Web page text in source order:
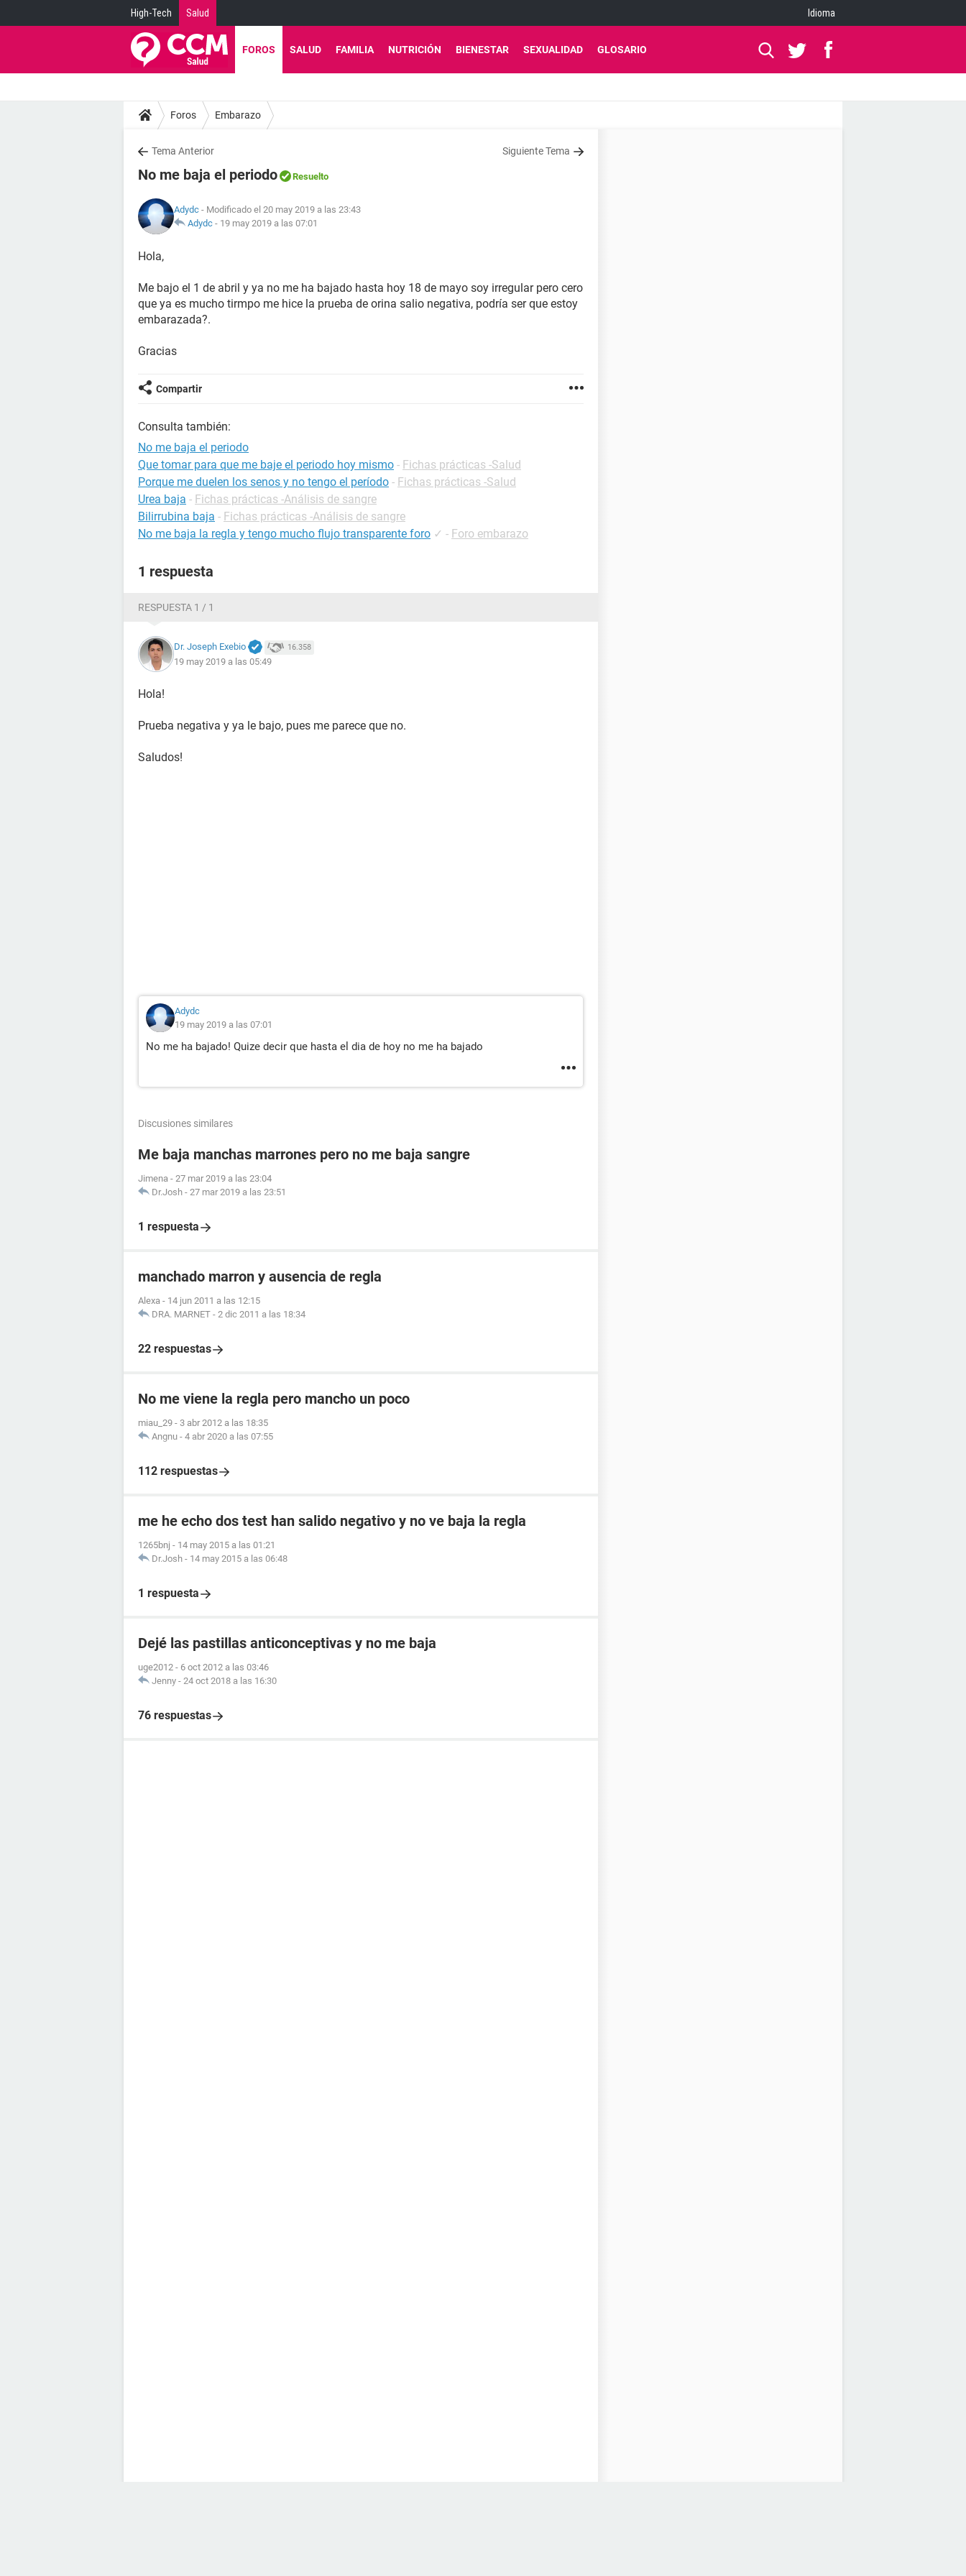
High-Tech Salud Idioma
FOROS SALUD FAMILIA NUTRICIÓN BIENESTAR SEXUALIDAD GLOSARIO
Foros Embarazo
Tema Anterior Siguiente Tema
No me baja el periodo Resuelto
Adydc - Modificado el 20 may 2019 a las 23:43
Adydc - 19 may 2019 a las 07:01
Hola,
Me bajo el 1 de abril y ya no me ha bajado hasta hoy 18 de mayo soy irregular pero cero
que ya es mucho tirmpo me hice la prueba de orina salio negativa, podría ser que estoy
embarazada?.
Gracias
Compartir
Consulta también:
No me baja el periodo
Que tomar para que me baje el periodo hoy mismo - Fichas prácticas -Salud
Porque me duelen los senos y no tengo el período - Fichas prácticas -Salud
Urea baja - Fichas prácticas -Análisis de sangre
Bilirrubina baja - Fichas prácticas -Análisis de sangre
No me baja la regla y tengo mucho flujo transparente foro ✓ - Foro embarazo
1 respuesta
RESPUESTA 1 / 1
Dr. Joseph Exebio 16.358
19 may 2019 a las 05:49
Hola!
Prueba negativa y ya le bajo, pues me parece que no.
Saludos!
Adydc
19 may 2019 a las 07:01
No me ha bajado! Quize decir que hasta el dia de hoy no me ha bajado
Discusiones similares
Me baja manchas marrones pero no me baja sangre
Jimena - 27 mar 2019 a las 23:04
Dr.Josh - 27 mar 2019 a las 23:51
1 respuesta
manchado marron y ausencia de regla
Alexa - 14 jun 2011 a las 12:15
DRA. MARNET - 2 dic 2011 a las 18:34
22 respuestas
No me viene la regla pero mancho un poco
miau_29 - 3 abr 2012 a las 18:35
Angnu - 4 abr 2020 a las 07:55
112 respuestas
me he echo dos test han salido negativo y no ve baja la regla
1265bnj - 14 may 2015 a las 01:21
Dr.Josh - 14 may 2015 a las 06:48
1 respuesta
Dejé las pastillas anticonceptivas y no me baja
uge2012 - 6 oct 2012 a las 03:46
Jenny - 24 oct 2018 a las 16:30
76 respuestas